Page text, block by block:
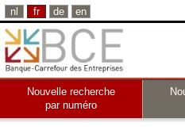
nl fr de en
Nouvelle recherche
par numéro